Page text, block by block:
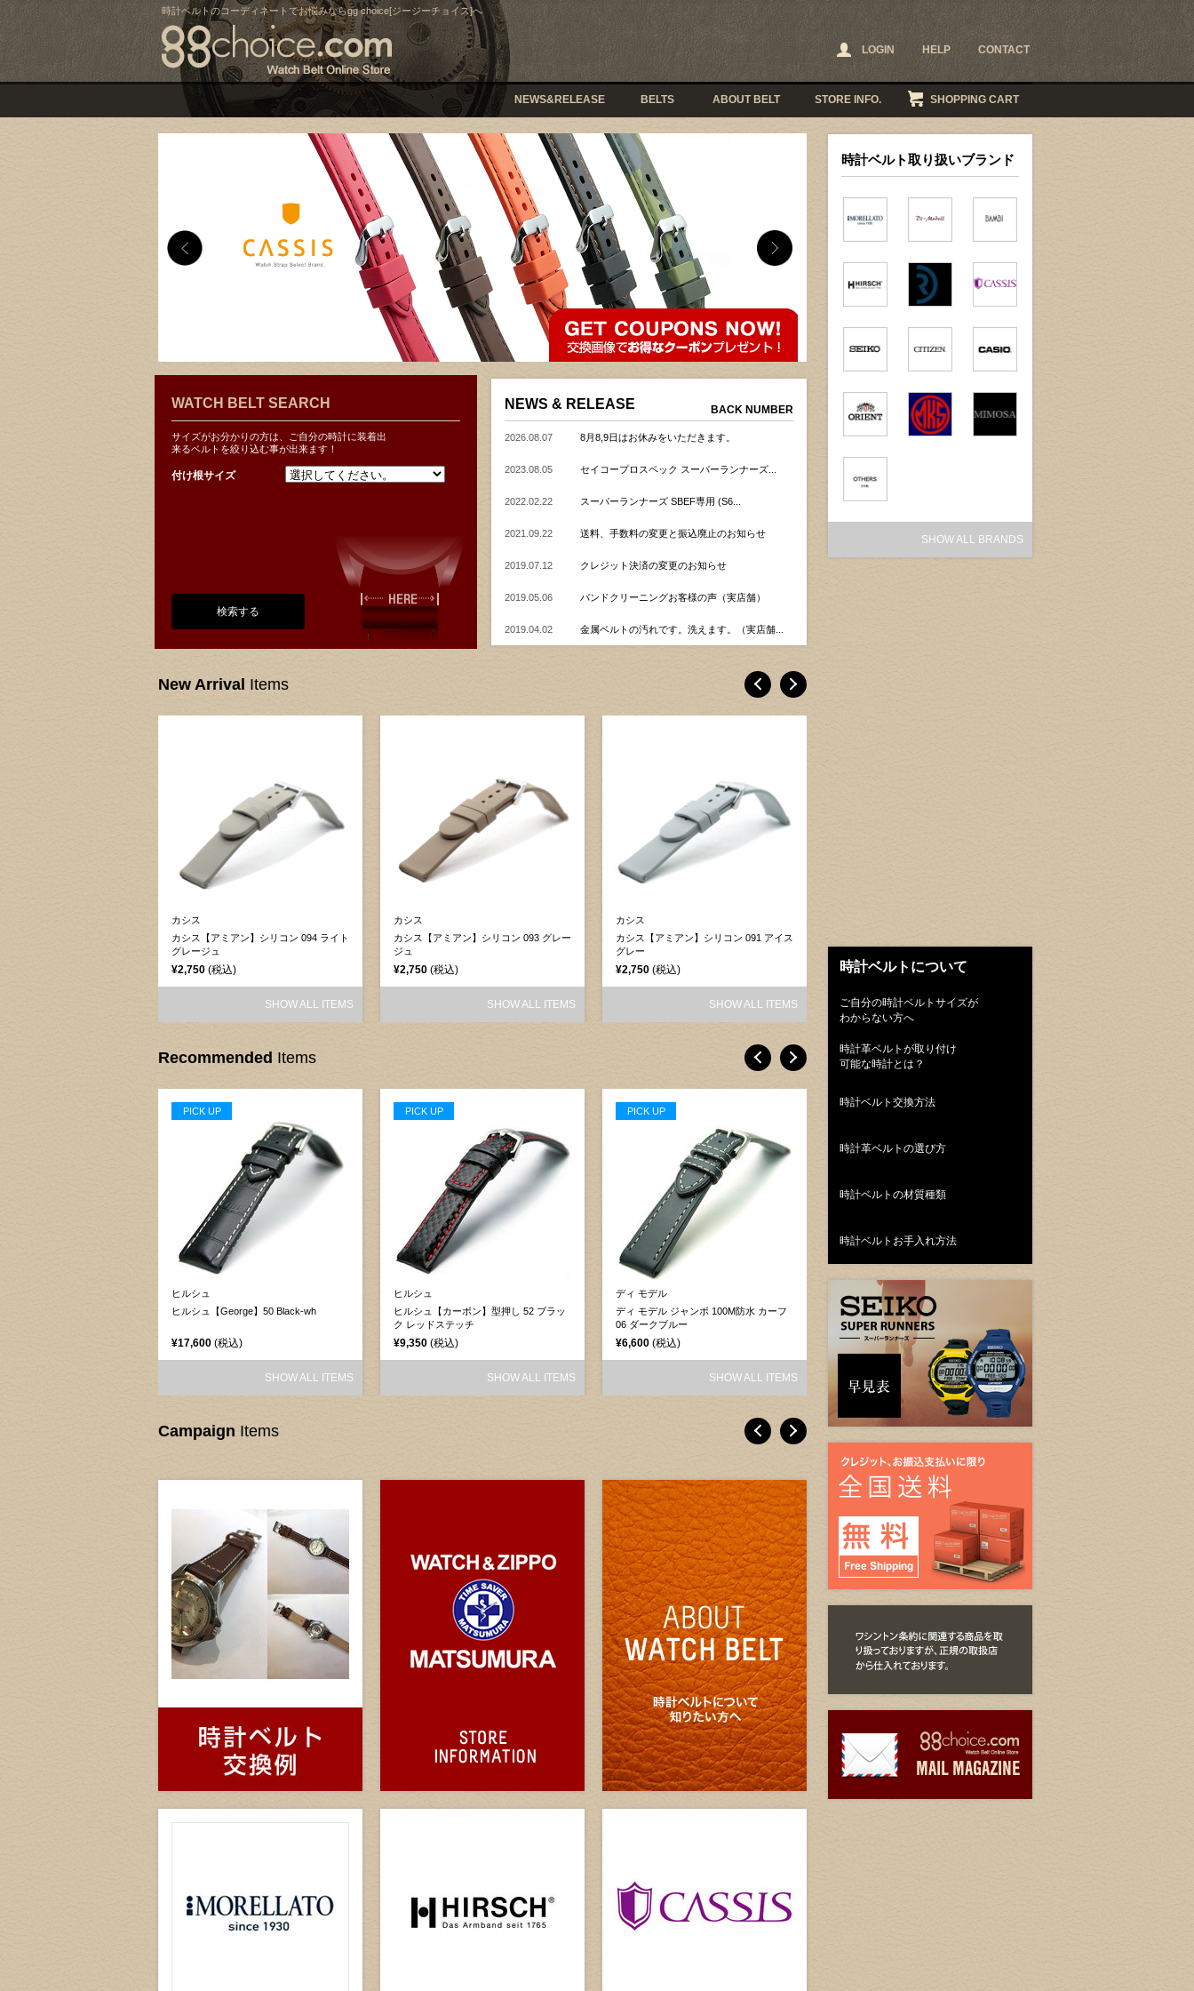
時計ベルトのコーディネートでお悩みならgg choice[ジージーチョイス]へ
LOGIN HELP CONTACT
NEWS&RELEASE BELTS ABOUT BELT STORE INFO. SHOPPING CART
WATCH BELT SEARCH
サイズがお分かりの方は、ご自分の時計に装着出
来るベルトを絞り込む事が出来ます！
付け根サイズ
検索する
NEWS & RELEASE BACK NUMBER
2026.08.07 8月8,9日はお休みをいただきます。
2023.08.05 セイコープロスペック スーパーランナーズ...
2022.02.22 スーパーランナーズ SBEF専用 (S6...
2021.09.22 送料、手数料の変更と振込廃止のお知らせ
2019.07.12 クレジット決済の変更のお知らせ
2019.05.06 バンドクリーニングお客様の声（実店舗）
2019.04.02 金属ベルトの汚れです。洗えます。（実店舗...
New Arrival Items
カシス
カシス【アミアン】シリコン 094 ライト
グレージュ
¥2,750 (税込)
SHOW ALL ITEMS
カシス
カシス【アミアン】シリコン 093 グレー
ジュ
¥2,750 (税込)
SHOW ALL ITEMS
カシス
カシス【アミアン】シリコン 091 アイス
グレー
¥2,750 (税込)
SHOW ALL ITEMS
¥2,750(税込)
SHOW ALL ITEMS
Recommended Items
PICK UP
ヒルシュ
ヒルシュ【George】50 Black-wh
¥17,600 (税込)
SHOW ALL ITEMS
PICK UP
ヒルシュ
ヒルシュ【カーボン】型押し 52 ブラッ
ク レッドステッチ
¥9,350 (税込)
SHOW ALL ITEMS
PICK UP
ディ モデル
ディ モデル ジャンボ 100M防水 カーフ
06 ダークブルー
¥6,600 (税込)
SHOW ALL ITEMS
PICK UP
カシス
タイプナトープロテクター2 819 ブラッ
ク黒ｘ白ステッチ
¥4,400(税込)
SHOW ALL ITEMS
Campaign Items
時計ベルト取り扱いブランド
SHOW ALL BRANDS
時計ベルトについて
ご自分の時計ベルトサイズが
わからない方へ
時計革ベルトが取り付け
可能な時計とは？
時計ベルト交換方法
時計革ベルトの選び方
時計ベルトの材質種類
時計ベルトお手入れ方法